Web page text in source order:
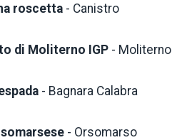
roscetta - Canistro
di Moliterno IGP - Moliterno
- Bagnara Calabra
- Orsomarso